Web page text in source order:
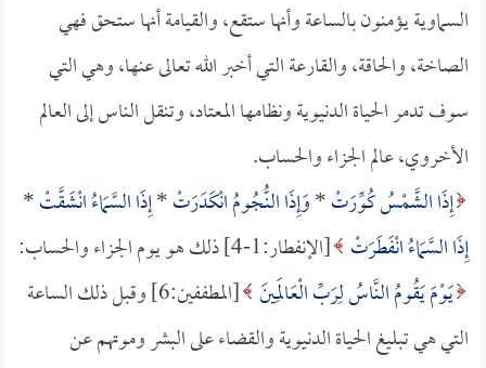
السماوية يؤمنون بالساعة وأنها ستقع، والقيامة أنها ستحق فهي
الصاخة، والحاقة، والقارعة التي أخبر الله تعالى عنها، وهي التي
سوف تدمر الحياة الدنيوية ونظامها المعتاد، وتنقل الناس إلى العالم
الأخروي، عالم الجزاء والحساب.
إِذَا الشَّمْسُ كُوِّرَتْ*وَإِذَا النُّجُومُ انْكَدَرَتْ*إِذَا السَّمَاءُ انْشَقَّتْ*
إِذَا السَّمَاءُ انْفَطَرَتْ [الإنفطار:1-4] ذلك هو يوم الجزاء والحساب:
يَوْمَ يَقُومُ النَّاسُ لِرَبِّ الْعَالَمِينَ
[المطففين:6] وقبل ذلك الساعة
التي هي تبليغ الحياة الدنيوية والقضاء على البشر وموتهم عن